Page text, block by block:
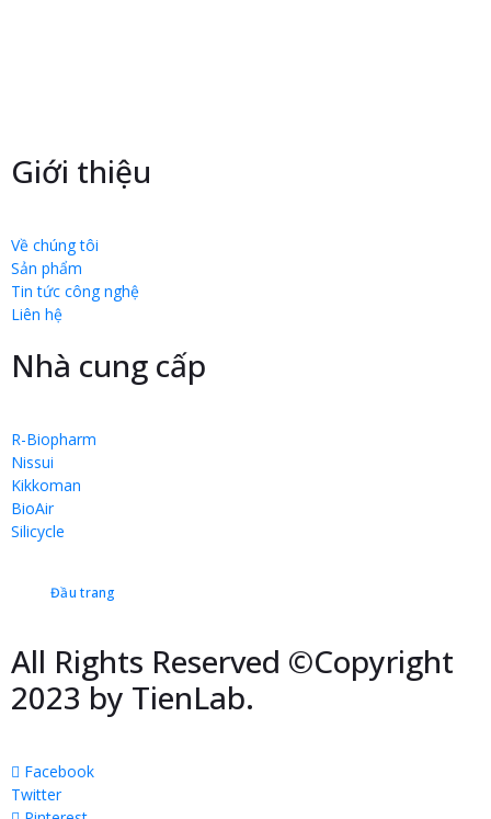
Giới thiệu
Về chúng tôi
Sản phẩm
Tin tức công nghệ
Liên hệ
Nhà cung cấp
R-Biopharm
Nissui
Kikkoman
BioAir
Silicycle
Đầu trang
All Rights Reserved ©Copyright
2023 by TienLab.
Facebook
Twitter